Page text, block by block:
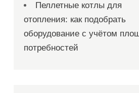
Пеллетные котлы для
отопления: как подобрать
оборудование с учётом
потребностей